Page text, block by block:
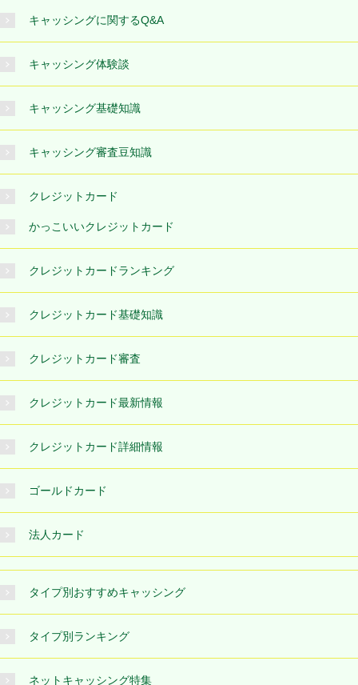
キャッシングに関するQ&A
キャッシング体験談
キャッシング基礎知識
キャッシング審査豆知識
クレジットカード
かっこいいクレジットカード
クレジットカードランキング
クレジットカード基礎知識
クレジットカード審査
クレジットカード最新情報
クレジットカード詳細情報
ゴールドカード
法人カード
タイプ別おすすめキャッシング
タイプ別ランキング
ネットキャッシング特集